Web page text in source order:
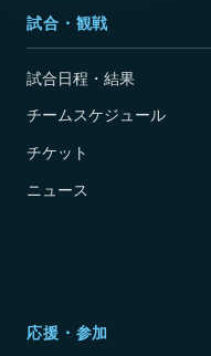
試合・観戦
試合日程・結果
チームスケジュール
チケット
ニュース
応援・参加